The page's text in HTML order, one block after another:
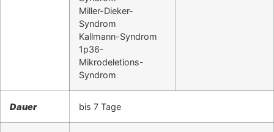
Miller-Dieker-
Syndrom
Kallmann-Syndrom
1p36-
Mikrodeletions-
Syndrom
Dauer bis 7 Tage